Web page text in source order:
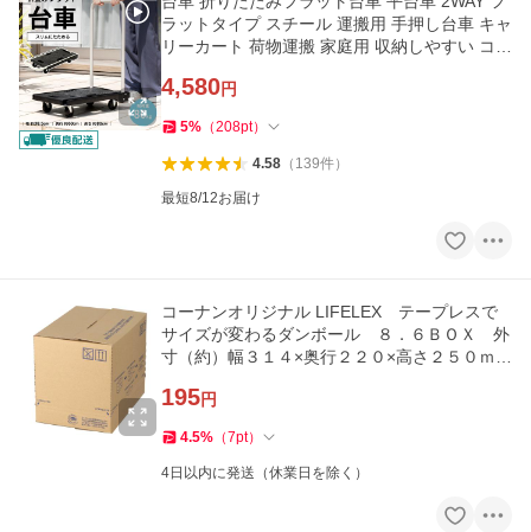
ラットタイプ スチール 運搬用 手押し台車 キャ
リーカート 荷物運搬 家庭用 収納しやすい コー
4,580円
5% （208pt）
4.58（ 139件）
最短8/12お届け
コーナンオリジナル LIFELEX テープレスで
サイズが変わるダンボール ８．６ＢＯＸ 外
寸（約）幅３１４×奥行２２０×高さ２５０ｍ
195円
4.5% （7pt）
4日以内に発送（休業日を除く）